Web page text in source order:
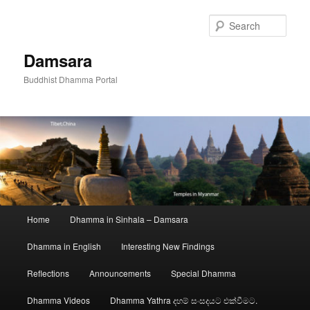
Damsara
Buddhist Dhamma Portal
Home Dhamma in Sinhala – Damsara
Dhamma in English Interesting New Findings
Reflections Announcements Special Dhamma
Dhamma Videos Dhamma Yathra දහම් සංසදයට එක්වීමට.